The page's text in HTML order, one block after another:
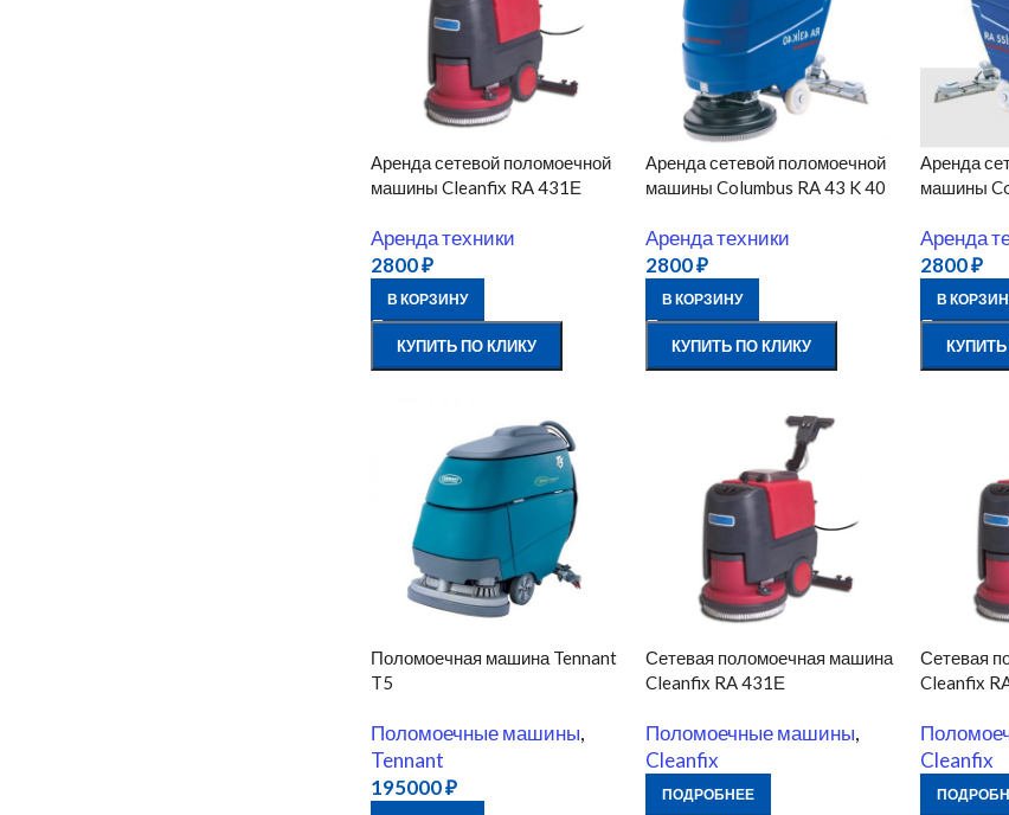
Аренда сетевой поломоечной
машины Cleanfix RA 431Е
Аренда техники
2800₽
В КОРЗИНУ
КУПИТЬ ПО КЛИКУ
Аренда сетевой поломоечной
машины Columbus RA 43 K 40
Аренда техники
2800₽
В КОРЗИНУ
КУПИТЬ ПО КЛИКУ
Аренда
машины
Аренда
2800₽
В
Поломоечная машина Tennant
T5
Поломоечные машины,
Tennant
195000₽
Сетевая поломоечная машина
Cleanfix RA 431Е
Поломоечные машины,
Cleanfix
ПОДРОБНЕЕ
Сетевая
Cleanfix
Cleanfix